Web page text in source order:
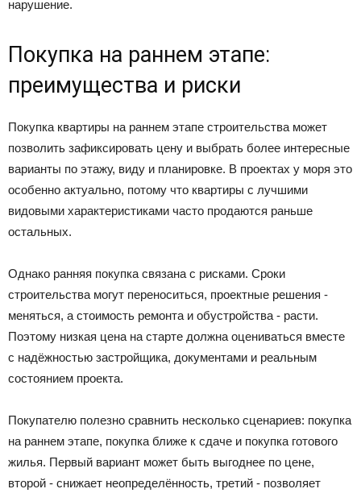
нарушение.
Покупка на раннем этапе:
преимущества и риски
Покупка квартиры на раннем этапе строительства может
позволить зафиксировать цену и выбрать более интересные
варианты по этажу, виду и планировке. В проектах у моря это
особенно актуально, потому что квартиры с лучшими
видовыми характеристиками часто продаются раньше
остальных.
Однако ранняя покупка связана с рисками. Сроки
строительства могут переноситься, проектные решения -
меняться, а стоимость ремонта и обустройства - расти.
Поэтому низкая цена на старте должна оцениваться вместе
с надёжностью застройщика, документами и реальным
состоянием проекта.
Покупателю полезно сравнить несколько сценариев: покупка
на раннем этапе, покупка ближе к сдаче и покупка готового
жилья. Первый вариант может быть выгоднее по цене,
второй - снижает неопределённость, третий - позволяет